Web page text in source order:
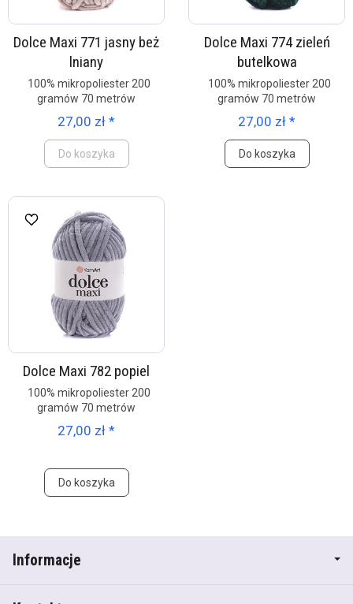
Dolce Maxi 771 jasny beż
lniany
100% mikropoliester 200
gramów 70 metrów
27,00 zł *
Do koszyka
Dolce Maxi 774 zieleń
butelkowa
100% mikropoliester 200
gramów 70 metrów
27,00 zł *
Do koszyka
Dolce Maxi 782 popiel
100% mikropoliester 200
gramów 70 metrów
27,00 zł *
Do koszyka
Informacje